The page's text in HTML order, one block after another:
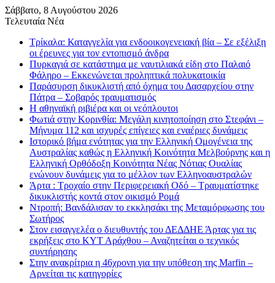
Σάββατο, 8 Αυγούστου 2026
Τελευταία Νέα
Τρίκαλα: Καταγγελία για ενδοοικογενειακή βία – Σε εξέλιξη
οι έρευνες για τον εντοπισμό άνδρα
Πυρκαγιά σε κατάστημα με ναυτιλιακά είδη στο Παλαιό
Φάληρο – Εκκενώνεται προληπτικά πολυκατοικία
Παράσυρση δικυκλιστή από όχημα του Δασαρχείου στην
Πάτρα – Σοβαρός τραυματισμός
Η αθηναϊκή ριβιέρα και οι νεόπλουτοι
Φωτιά στην Κορινθία: Μεγάλη κινητοποίηση στο Στεφάνι –
Μήνυμα 112 και ισχυρές επίγειες και εναέριες δυνάμεις
Ιστορικό βήμα ενότητας για την Ελληνική Ομογένεια της
Αυστραλίας καθώς η Ελληνική Κοινότητα Μελβούρνης και η
Ελληνική Ορθόδοξη Κοινότητα Νέας Νότιας Ουαλίας
ενώνουν δυνάμεις για το μέλλον των Ελληνοαυστραλών
Άρτα : Τροχαίο στην Περιφερειακή Οδό – Τραυματίστηκε
δικυκλιστής κοντά στον οικισμό Ρομά
Ντροπή: Βανδάλισαν το εκκλησάκι της Μεταμόρφωσης του
Σωτήρος
Στον εισαγγελέα ο διευθυντής του ΔΕΔΔΗΕ Άρτας για τις
εκρήξεις στο ΚΥΤ Αράχθου – Αναζητείται ο τεχνικός
συντήρησης
Στην ανακρίτρια η 46χρονη για την υπόθεση της Marfin –
Αρνείται τις κατηγορίες